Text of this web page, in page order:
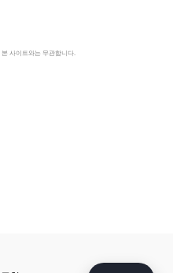
사이트와는 무관합니다.